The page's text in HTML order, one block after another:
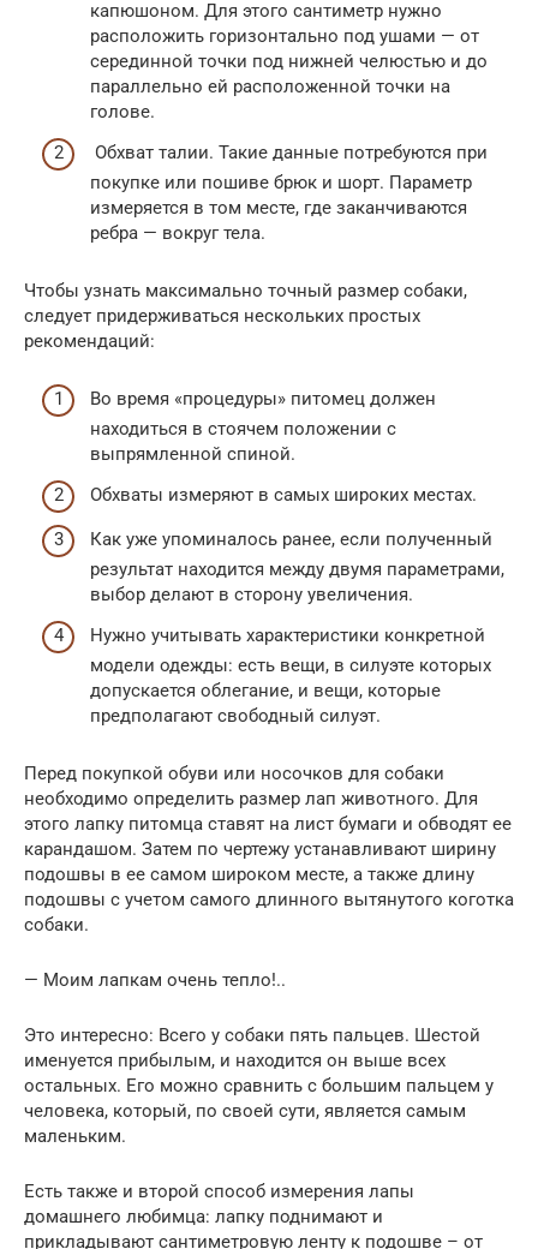
капюшоном. Для этого сантиметр нужно
расположить горизонтально под ушами — от
серединной точки под нижней челюстью и до
параллельно ей расположенной точки на
голове.
Обхват талии. Такие данные потребуются при
покупке или пошиве брюк и шорт. Параметр
измеряется в том месте, где заканчиваются
ребра — вокруг тела.
Чтобы узнать максимально точный размер собаки,
следует придерживаться нескольких простых
рекомендаций:
Во время «процедуры» питомец должен
находиться в стоячем положении с
выпрямленной спиной.
Обхваты измеряют в самых широких местах.
Как уже упоминалось ранее, если полученный
результат находится между двумя параметрами,
выбор делают в сторону увеличения.
Нужно учитывать характеристики конкретной
модели одежды: есть вещи, в силуэте которых
допускается облегание, и вещи, которые
предполагают свободный силуэт.
Перед покупкой обуви или носочков для собаки
необходимо определить размер лап животного. Для
этого лапку питомца ставят на лист бумаги и обводят ее
карандашом. Затем по чертежу устанавливают ширину
подошвы в ее самом широком месте, а также длину
подошвы с учетом самого длинного вытянутого коготка
собаки.
— Моим лапкам очень тепло!..
Это интересно: Всего у собаки пять пальцев. Шестой
именуется прибылым, и находится он выше всех
остальных. Его можно сравнить с большим пальцем у
человека, который, по своей сути, является самым
маленьким.
Есть также и второй способ измерения лапы
домашнего любимца: лапку поднимают и
прикладывают сантиметровую ленту к подошве – от